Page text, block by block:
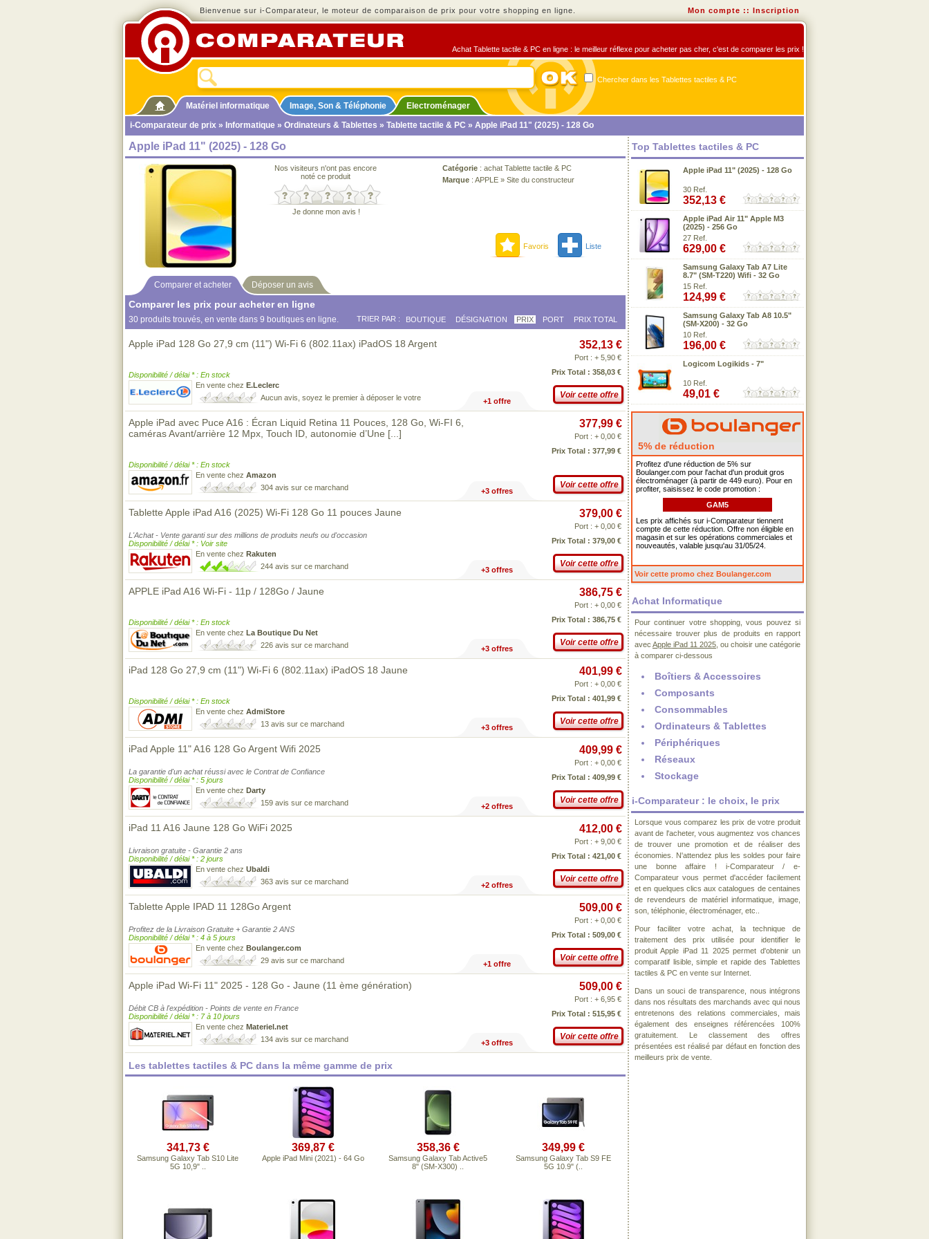
Bienvenue sur i-Comparateur, le moteur de comparaison de prix pour votre shopping en ligne. Mon compte :: Inscription
Achat Tablette tactile & PC en ligne : le meilleur réflexe pour acheter pas cher, c'est de comparer les prix !
Chercher dans les Tablettes tactiles & PC
Matériel informatique Image, Son & Téléphonie
Electroménager
i-Comparateur de prix » Informatique » Ordinateurs & Tablettes » Tablette tactile & PC » Apple iPad 11" (2025) - 128 Go
Apple iPad 11" (2025) - 128 Go
Nos visiteurs n'ont pas encore
noté ce produit
Je donne mon avis !
Catégorie : achat Tablette tactile & PC
Marque : APPLE » Site du constructeur
Favoris Liste
Comparer et acheter Déposer un avis
Comparer les prix pour acheter en ligne
30 produits trouvés, en vente dans 9 boutiques en ligne. TRIER PAR : BOUTIQUE DÉSIGNATION PRIX PORT PRIX TOTAL
Apple iPad 128 Go 27,9 cm (11") Wi-Fi 6 (802.11ax) iPadOS 18 Argent
Disponibilité / délai * : En stock
En vente chez E.Leclerc
Aucun avis, soyez le premier à déposer le votre
352,13 €
Port : + 5,90 €
Prix Total : 358,03 €
Voir cette offre
+1 offre
Apple iPad avec Puce A16 : Écran Liquid Retina 11 Pouces, 128 Go, Wi-FI 6,
caméras Avant/arrière 12 Mpx, Touch ID, autonomie d’Une [...]
Disponibilité / délai * : En stock
En vente chez Amazon
304 avis sur ce marchand
377,99 €
Port : + 0,00 €
Prix Total : 377,99 €
Voir cette offre
+3 offres
Tablette Apple iPad A16 (2025) Wi-Fi 128 Go 11 pouces Jaune
L'Achat - Vente garanti sur des millions de produits neufs ou d'occasion
Disponibilité / délai * : Voir site
En vente chez Rakuten
244 avis sur ce marchand
379,00 €
Port : + 0,00 €
Prix Total : 379,00 €
Voir cette offre
+3 offres
APPLE iPad A16 Wi-Fi - 11p / 128Go / Jaune
Disponibilité / délai * : En stock
En vente chez La Boutique Du Net
226 avis sur ce marchand
386,75 €
Port : + 0,00 €
Prix Total : 386,75 €
Voir cette offre
+3 offres
iPad 128 Go 27,9 cm (11") Wi-Fi 6 (802.11ax) iPadOS 18 Jaune
Disponibilité / délai * : En stock
En vente chez AdmiStore
13 avis sur ce marchand
401,99 €
Port : + 0,00 €
Prix Total : 401,99 €
Voir cette offre
+3 offres
iPad Apple 11" A16 128 Go Argent Wifi 2025
La garantie d'un achat réussi avec le Contrat de Confiance
Disponibilité / délai * : 5 jours
En vente chez Darty
159 avis sur ce marchand
409,99 €
Port : + 0,00 €
Prix Total : 409,99 €
Voir cette offre
+2 offres
iPad 11 A16 Jaune 128 Go WiFi 2025
Livraison gratuite - Garantie 2 ans
Disponibilité / délai * : 2 jours
En vente chez Ubaldi
363 avis sur ce marchand
412,00 €
Port : + 9,00 €
Prix Total : 421,00 €
Voir cette offre
+2 offres
Tablette Apple IPAD 11 128Go Argent
Profitez de la Livraison Gratuite + Garantie 2 ANS
Disponibilité / délai * : 4 à 5 jours
En vente chez Boulanger.com
29 avis sur ce marchand
509,00 €
Port : + 0,00 €
Prix Total : 509,00 €
Voir cette offre
+1 offre
Apple iPad Wi-Fi 11" 2025 - 128 Go - Jaune (11 ème génération)
Débit CB à l'expédition - Points de vente en France
Disponibilité / délai * : 7 à 10 jours
En vente chez Materiel.net
134 avis sur ce marchand
509,00 €
Port : + 6,95 €
Prix Total : 515,95 €
Voir cette offre
+3 offres
Les tablettes tactiles & PC dans la même gamme de prix
341,73 €
Samsung Galaxy Tab S10 Lite
5G 10,9" ..
369,87 €
Apple iPad Mini (2021) - 64 Go
358,36 €
Samsung Galaxy Tab Active5
8" (SM-X300) ..
349,99 €
Samsung Galaxy Tab S9 FE
5G 10.9" (..
Top Tablettes tactiles & PC
Apple iPad 11" (2025) - 128 Go
30 Ref.
352,13 €
Apple iPad Air 11" Apple M3
(2025) - 256 Go
27 Ref.
629,00 €
Samsung Galaxy Tab A7 Lite
8.7" (SM-T220) Wifi - 32 Go
15 Ref.
124,99 €
Samsung Galaxy Tab A8 10.5"
(SM-X200) - 32 Go
10 Ref.
196,00 €
Logicom Logikids - 7"
10 Ref.
49,01 €
5% de réduction
Profitez d'une réduction de 5% sur
Boulanger.com pour l'achat d'un produit gros
électroménager (à partir de 449 euro). Pour en
profiter, saisissez le code promotion :
GAM5
Les prix affichés sur i-Comparateur tiennent
compte de cette réduction. Offre non éligible en
magasin et sur les opérations commerciales et
nouveautés, valable jusqu'au 31/05/24.
Voir cette promo chez Boulanger.com
Achat Informatique
Pour continuer votre shopping, vous pouvez si
nécessaire trouver plus de produits en rapport
avec Apple iPad 11 2025 , ou choisir une catégorie
à comparer ci-dessous
Boîtiers & Accessoires
Composants
Consommables
Ordinateurs & Tablettes
Périphériques
Réseaux
Stockage
i-Comparateur : le choix, le prix
Lorsque vous comparez les prix de votre produit
avant de l'acheter, vous augmentez vos chances
de trouver une promotion et de réaliser des
économies. N'attendez plus les soldes pour faire
une bonne affaire ! i-Comparateur / e-
Comparateur vous permet d'accéder facilement
et en quelques clics aux catalogues de centaines
de revendeurs de matériel informatique, image,
son, téléphonie, électroménager, etc..
Pour faciliter votre achat, la technique de
traitement des prix utilisée pour identifier le
produit Apple iPad 11 2025 permet d'obtenir un
comparatif lisible, simple et rapide des Tablettes
tactiles & PC en vente sur Internet.
Dans un souci de transparence, nous intégrons
dans nos résultats des marchands avec qui nous
entretenons des relations commerciales, mais
également des enseignes référencées 100%
gratuitement. Le classement des offres
présentées est réalisé par défaut en fonction des
meilleurs prix de vente.